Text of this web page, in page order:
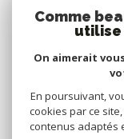
Comme
utilise
On aimerait
En poursuivant,
cookies par ce
contenus adaptés